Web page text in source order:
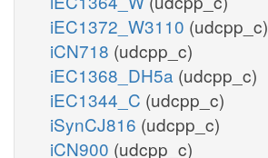
iEC1372_W3110 (udcpp_c)
iCN718 (udcpp_c)
iEC1368_DH5a (udcpp_c)
iEC1344_C (udcpp_c)
iSynCJ816 (udcpp_c)
iCN900 (udcpp_c)